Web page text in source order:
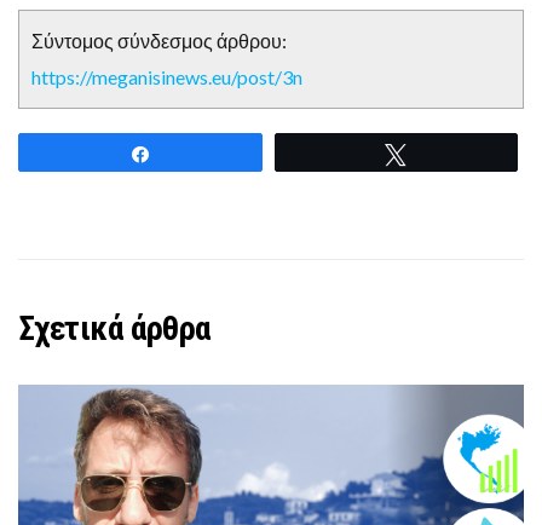
Σύντομος σύνδεσμος άρθρου:
https://meganisinews.eu/post/3n
Σχετικά άρθρα